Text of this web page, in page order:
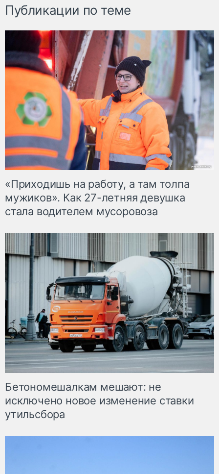
Публикации по теме
«Приходишь на работу, а там толпа
мужиков». Как 27-летняя девушка
стала водителем мусоровоза
Бетономешалкам мешают: не
исключено новое изменение ставки
утильсбора